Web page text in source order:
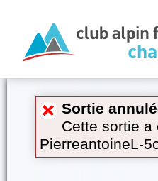
Sortie
Cette sortie
PierreantoineL-